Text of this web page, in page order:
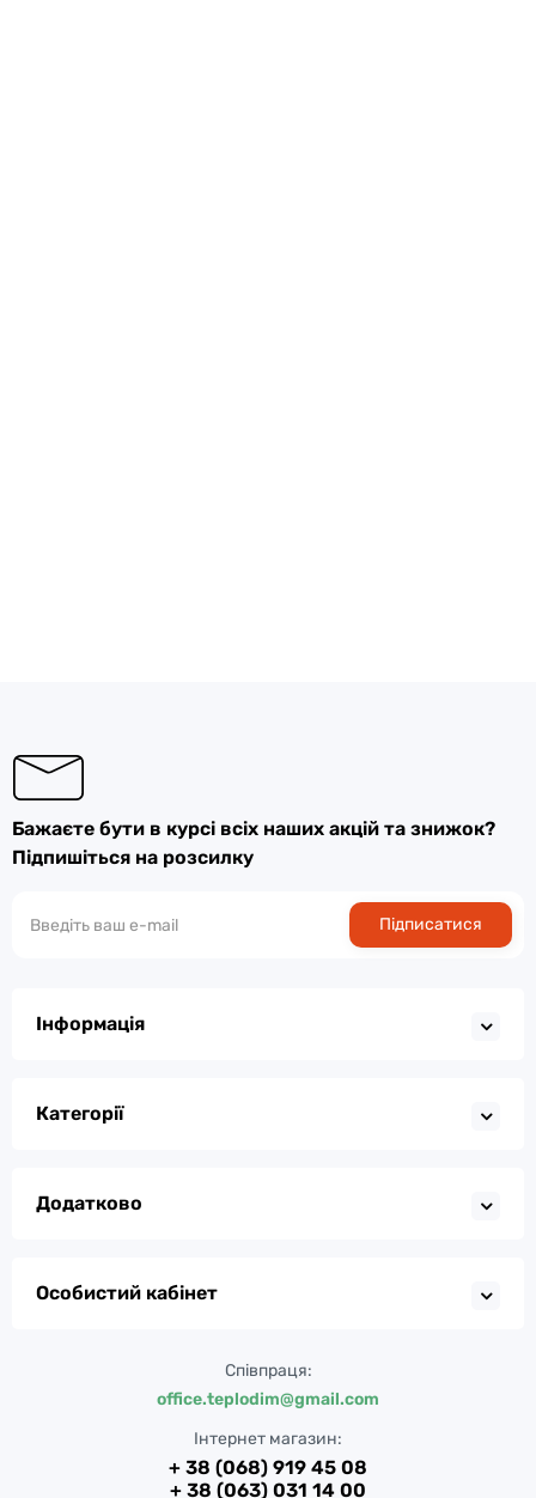
Бажаєте бути в курсі всіх наших акцій та знижок?
Підпишіться на розсилку
Підписатися
Інформація
Категорії
Додатково
Особистий кабінет
Співпраця:
office.teplodim@gmail.com
Інтернет магазин:
+ 38 (068) 919 45 08
+ 38 (063) 031 14 00